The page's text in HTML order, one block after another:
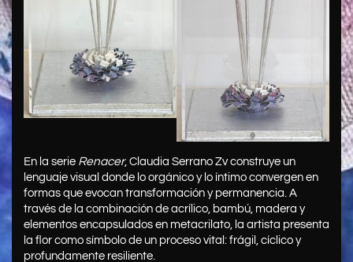
En la serie Renacer, Claudia Serrano Zv construye un
lenguaje visual donde lo orgánico y lo íntimo convergen en
formas que evocan transformación y permanencia. A
través de la combinación de acrílico, bambú, madera y
elementos encapsulados en metacrilato, la artista presenta
la flor como símbolo de un proceso vital: frágil, cíclico y
profundamente resiliente.